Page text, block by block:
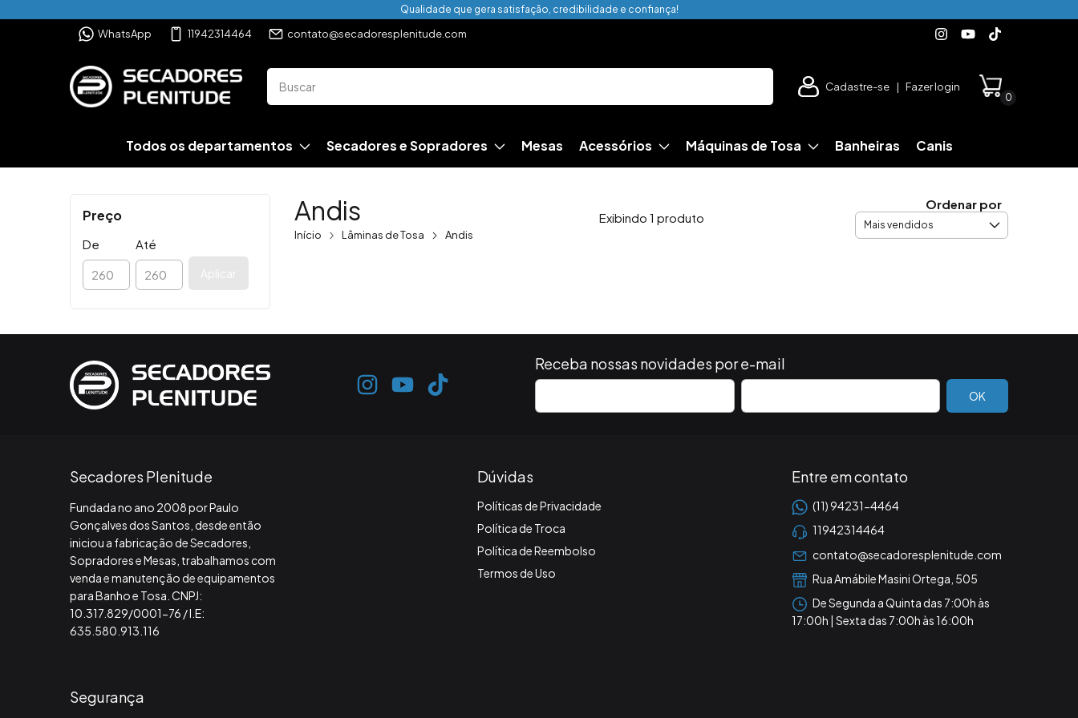
Qualidade que gera satisfação, credibilidade e confiança!
WhatsApp 11942314464 contato@secadoresplenitude.com
Cadastre-se | Fazer login
0
Todos os departamentos Secadores e Sopradores Mesas Acessórios Máquinas de Tosa Banheiras Canis
Preço
De Até
Aplicar
Andis
Início Lâminas de Tosa Andis
Exibindo 1 produto
Ordenar por
Receba nossas novidades por e-mail
Secadores Plenitude
Fundada no ano 2008 por Paulo
Gonçalves dos Santos, desde então
iniciou a fabricação de Secadores,
Sopradores e Mesas, trabalhamos com
venda e manutenção de equipamentos
para Banho e Tosa. CNPJ:
10.317.829/0001-76 / I.E:
635.580.913.116
Dúvidas
Políticas de Privacidade
Política de Troca
Política de Reembolso
Termos de Uso
Entre em contato
(11) 94231-4464
11942314464
contato@secadoresplenitude.com
Rua Amábile Masini Ortega, 505
De Segunda a Quinta das 7:00h às
17:00h | Sexta das 7:00h às 16:00h
Segurança